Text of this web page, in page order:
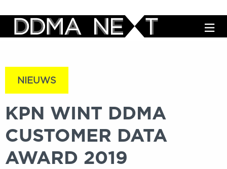
NIEUWS
KPN WINT DDMA
CUSTOMER DATA
AWARD 2019